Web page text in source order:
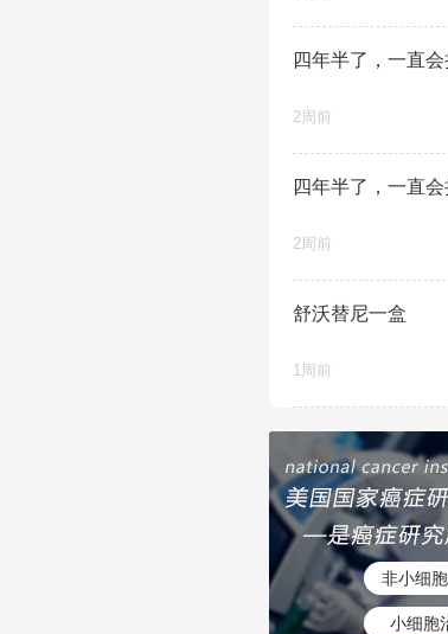
四年半了，一直
2周前
四年半了，一直
2周前
舒沃替尼一盒
1周前
非小细
小细胞